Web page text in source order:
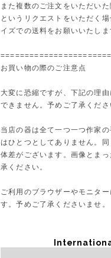
また複数のご注文をいただい
というリクエストをいただく
イズでの送料をお願いいたしま
お買い物の際のご注意点
大変に恐縮ですが、下記の理
できません。予めご了承くださ
当店の器は全て一つ一つ作家
はひとつとしてありません。
体差がございます。画像とま
承ください。
ご利用のブラウザーやモニタ
す。予めご了承くださいませ。